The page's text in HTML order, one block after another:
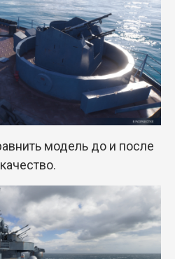
модель до и после